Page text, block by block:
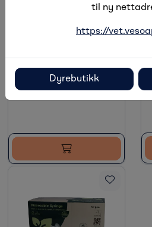
10/12 ml, 100 stk
På lager
Holdbarhet:07.01.2030
til ny
https://
Dyrebutikk